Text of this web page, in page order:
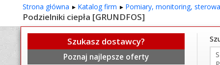
Strona główna Katalog firm Pomiary, monitoring,
Podzielniki ciepła [GRUNDFOS]
Szukasz dostawcy?
Poznaj najlepsze oferty